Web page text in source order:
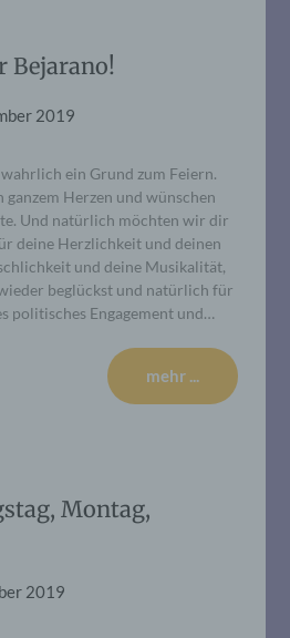
Bejarano!
2019
wahrlich ein Grund zum Feiern.
Herzen und wünschen
Und natürlich möchten wir dir
deine Herzlichkeit und deinen
und deine Musikalität,
beglückst und natürlich für
politisches Engagement und…
mehr ...
Montag,
2019